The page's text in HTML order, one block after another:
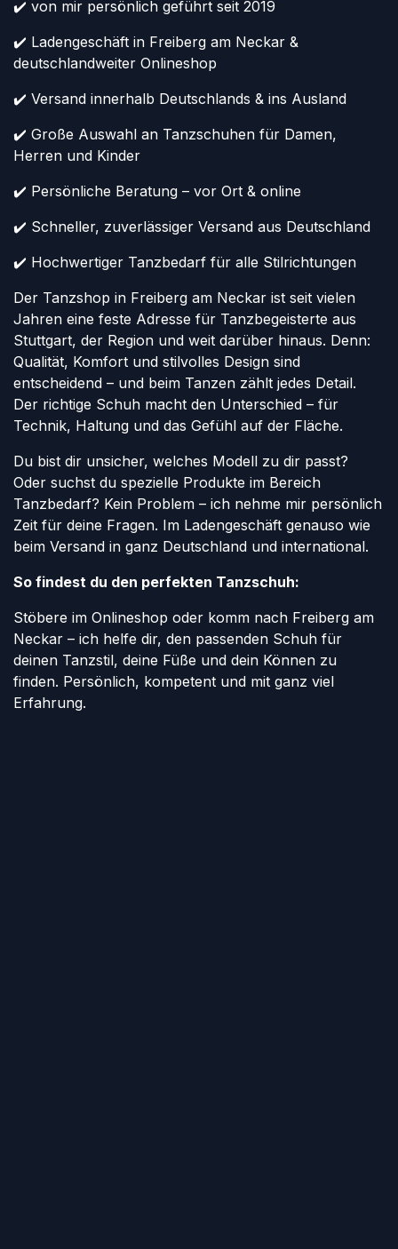
✔️ von mir persönlich geführt seit 2019
✔️ Ladengeschäft in Freiberg am Neckar &
deutschlandweiter Onlineshop
✔️ Versand innerhalb Deutschlands & ins Ausland
✔️ Große Auswahl an Tanzschuhen für Damen,
Herren und Kinder
✔️ Persönliche Beratung – vor Ort & online
✔️ Schneller, zuverlässiger Versand aus Deutschland
✔️ Hochwertiger Tanzbedarf für alle Stilrichtungen
Der Tanzshop in Freiberg am Neckar ist seit vielen
Jahren eine feste Adresse für Tanzbegeisterte aus
Stuttgart, der Region und weit darüber hinaus. Denn:
Qualität, Komfort und stilvolles Design sind
entscheidend – und beim Tanzen zählt jedes Detail.
Der richtige Schuh macht den Unterschied – für
Technik, Haltung und das Gefühl auf der Fläche.
Du bist dir unsicher, welches Modell zu dir passt?
Oder suchst du spezielle Produkte im Bereich
Tanzbedarf? Kein Problem – ich nehme mir persönlich
Zeit für deine Fragen. Im Ladengeschäft genauso wie
beim Versand in ganz Deutschland und international.
So findest du den perfekten Tanzschuh:
Stöbere im Onlineshop oder komm nach Freiberg am
Neckar – ich helfe dir, den passenden Schuh für
deinen Tanzstil, deine Füße und dein Können zu
finden. Persönlich, kompetent und mit ganz viel
Erfahrung.